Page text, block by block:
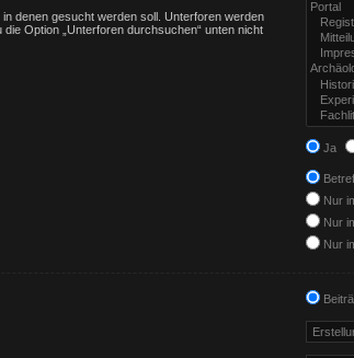
denen gesucht werden soll. Unterforen werden
Option „Unterforen durchsuchen“ unten nicht
Ja
Nur
Nur
Nur